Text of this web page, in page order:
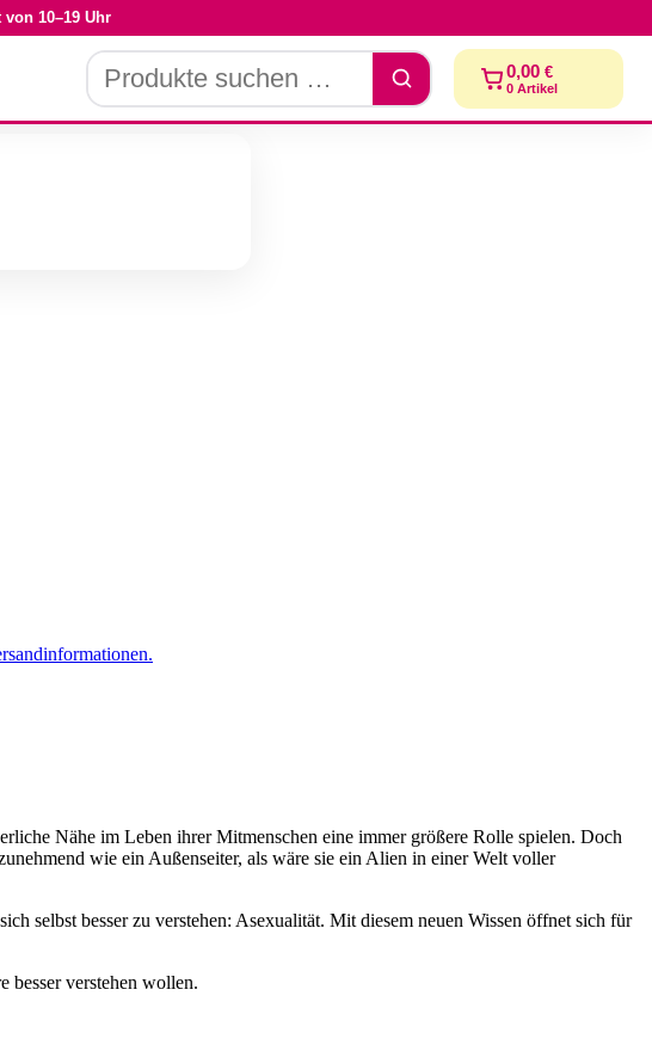
10–19 Uhr
Produkte
suchen
0,00 €
0Artikel
Nähe im Leben ihrer Mitmenschen eine immer größere Rolle spielen. Doch
wie ein Außenseiter, als wäre sie ein Alien in einer Welt voller
selbst besser zu verstehen: Asexualität. Mit diesem neuen Wissen öffnet sich für
besser verstehen wollen.